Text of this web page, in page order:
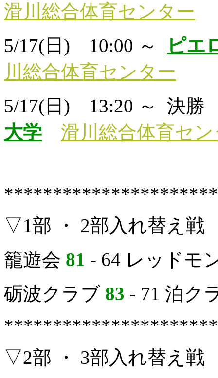
滑川総合体育センター
5/17(日) 10:00 ～
ピエ
川総合体育センター
5/17(日) 13:20 ～ 決
大学
滑川総合体育セ
▽1部 ・ 2部入れ替え戦
籠遊会 81 - 64 レッドモ
砺波クラブ 83 - 71 泊ク
▽2部 ・ 3部入れ替え戦